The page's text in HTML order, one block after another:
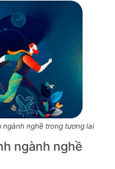
nghề trong tương lai
ngành nghề